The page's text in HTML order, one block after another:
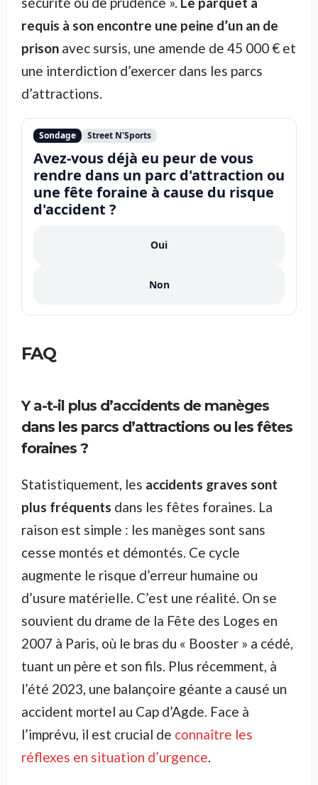
requis à son encontre une peine d’un an de
prison avec sursis, une amende de 45 000 € et
une interdiction d’exercer dans les parcs
d’attractions.
Sondage Street N'Sports
Avez-vous déjà eu peur de vous
rendre dans un parc d'attraction ou
une fête foraine à cause du risque
d'accident ?
Oui
Non
FAQ
Y a-t-il plus d’accidents de manèges
dans les parcs d’attractions ou les fêtes
foraines ?
Statistiquement, les accidents graves sont
plus fréquents dans les fêtes foraines. La
raison est simple : les manèges sont sans
cesse montés et démontés. Ce cycle
augmente le risque d’erreur humaine ou
d’usure matérielle. C’est une réalité. On se
souvient du drame de la Fête des Loges en
2007 à Paris, où le bras du « Booster » a cédé,
tuant un père et son fils. Plus récemment, à
l’été 2023, une balançoire géante a causé un
accident mortel au Cap d’Agde. Face à
l’imprévu, il est crucial de connaître les
réflexes en situation d’urgence